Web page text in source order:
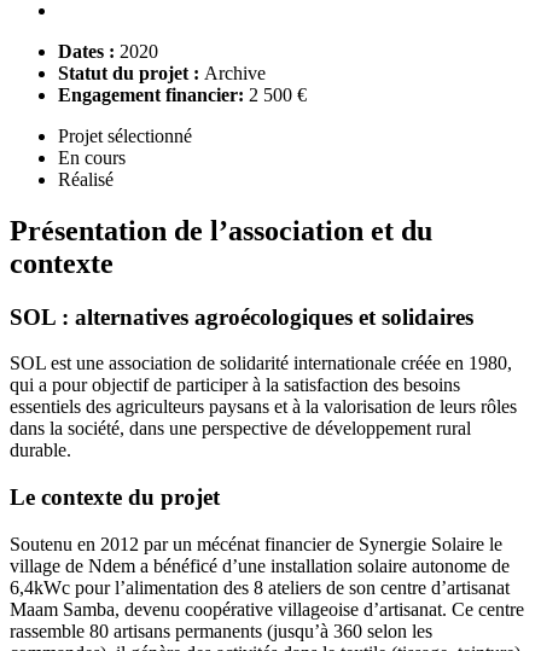
Dates : 2020
Statut du projet : Archive
Engagement financier: 2 500 €
Projet sélectionné
En cours
Réalisé
Présentation de l’association et du
contexte
SOL : alternatives agroécologiques et solidaires
SOL est une association de solidarité internationale créée en 1980,
qui a pour objectif de participer à la satisfaction des besoins
essentiels des agriculteurs paysans et à la valorisation de leurs rôles
dans la société, dans une perspective de développement rural
durable.
Le contexte du projet
Soutenu en 2012 par un mécénat financier de Synergie Solaire le
village de Ndem a bénéficé d’une installation solaire autonome de
6,4kWc pour l’alimentation des 8 ateliers de son centre d’artisanat
Maam Samba, devenu coopérative villageoise d’artisanat. Ce centre
rassemble 80 artisans permanents (jusqu’à 360 selon les